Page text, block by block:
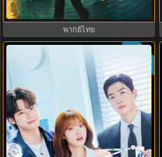
พากย์ไทย ซับไทย EP.1-31
พากย์ไทย
ซับไทย